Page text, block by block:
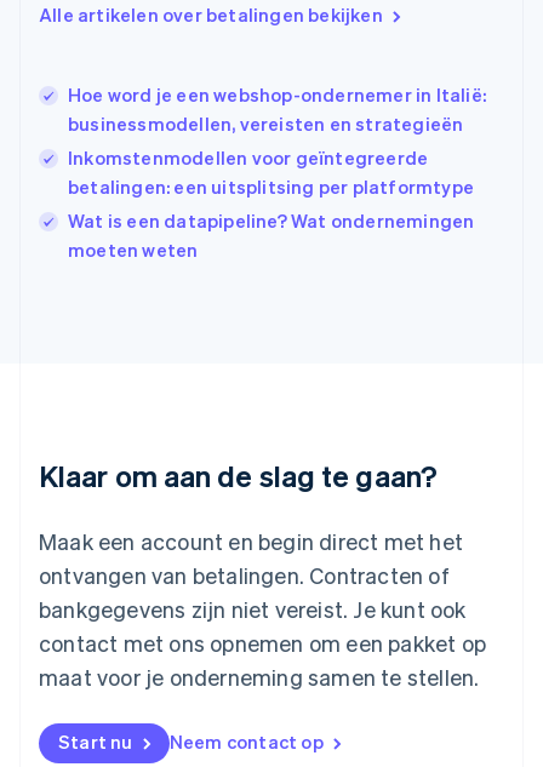
Alle artikelen over betalingen bekijken
Hoe word je een webshop-ondernemer in Italië:
businessmodellen, vereisten en strategieën
Inkomstenmodellen voor geïntegreerde
betalingen: een uitsplitsing per platformtype
Wat is een datapipeline? Wat ondernemingen
moeten weten
Klaar om aan de slag te gaan?
Maak een account en begin direct met het
ontvangen van betalingen. Contracten of
bankgegevens zijn niet vereist. Je kunt ook
contact met ons opnemen om een pakket op
maat voor je onderneming samen te stellen.
Start nu Neem contact op
Hongkong SAR, China
English
English
Italië
ItalianoEnglish
日本語English
Kroatië
FrançaisDeutschEnglish
English
Malta
English
Mexico
Nederland
NederlandsEnglish
English
Noorwegen